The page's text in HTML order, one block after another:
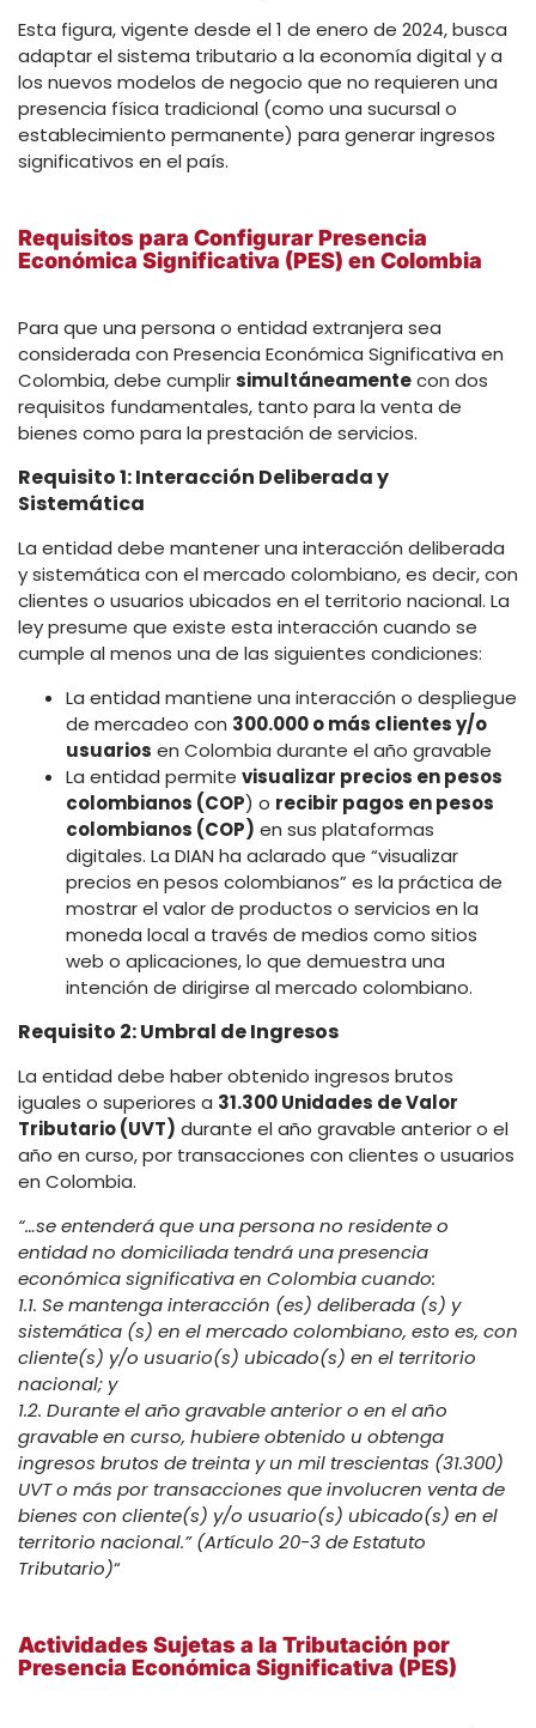
Esta figura, vigente desde el 1 de enero de 2024, busca
adaptar el sistema tributario a la economía digital y a
los nuevos modelos de negocio que no requieren una
presencia física tradicional (como una sucursal o
establecimiento permanente) para generar ingresos
significativos en el país.
Requisitos para ConfigurarPresencia
Económica Significativa (PES) en Colombia
Para que una persona o entidad extranjera sea
considerada con Presencia Económica Significativa en
Colombia, debe cumplirsimultáneamentecon dos
requisitos fundamentales, tanto para la venta de
bienes como para la prestación de servicios.
Requisito 1: Interacción Deliberada y
Sistemática
La entidad debe mantener una interacción deliberada
y sistemática con el mercado colombiano, es decir, con
clientes o usuarios ubicados en el territorio nacional. La
ley presume que existe esta interacción cuando se
cumple al menos una de las siguientes condiciones:
La entidad mantiene una interacción o despliegue
de mercadeo con 300.000 o más clientes y/o
usuarios en Colombia durante el año gravable
La entidad permite visualizar precios en pesos
colombianos (COP) o recibir pagos en pesos
colombianos (COP) en sus plataformas
digitales. La DIAN ha aclarado que “visualizar
precios en pesos colombianos” es la práctica de
mostrar el valor de productos o servicios en la
moneda local a través de medios como sitios
web o aplicaciones, lo que demuestra una
intención de dirigirse al mercado colombiano.
Requisito 2: Umbral de Ingresos
La entidad debe haber obtenido ingresos brutos
iguales o superiores a 31.300 Unidades de Valor
Tributario (UVT) durante el año gravable anterior o el
año en curso, por transacciones con clientes o usuarios
en Colombia.
“…se entenderá que una persona no residente o
entidad no domiciliada tendrá una presencia
económica significativa en Colombia cuando:
1.1. Se mantenga interacción (es) deliberada (s) y
sistemática (s) en el mercado colombiano, esto es, con
cliente(s) y/o usuario(s) ubicado(s) en el territorio
nacional; y
1.2. Durante el año gravable anterior o en el año
gravable en curso, hubiere obtenido u obtenga
ingresos brutos de treinta y un mil trescientas (31.300)
UVT o más por transacciones que involucren venta de
bienes con cliente(s) y/o usuario(s) ubicado(s) en el
territorio nacional.” (Artículo 20-3 de Estatuto
Tributario)“
Actividades Sujetas a la Tributación por
Presencia Económica Significativa (PES)